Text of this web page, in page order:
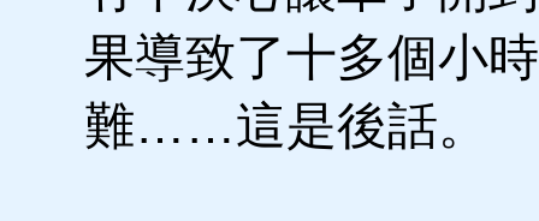
果導致了十多個小
難……這是後話。